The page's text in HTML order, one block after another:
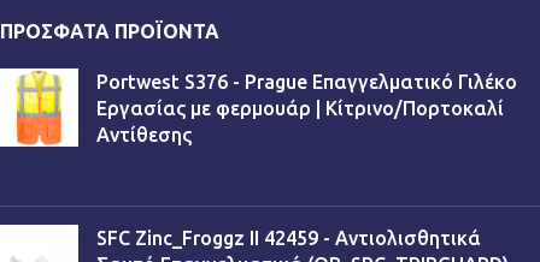
ΠΡΌΣΦΑΤΑ ΠΡΟΪΌΝΤΑ
Portwest S376 - Prague Επαγγελματικό Γιλέκο
Εργασίας με φερμουάρ | Κίτρινο/Πορτοκαλί
Αντίθεσης
SFC Zinc_Froggz II 42459 - Αντιολισθητικά